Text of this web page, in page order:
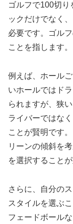
ゴルフで100切
ックだけでなく
必要です。ゴル
ことを指します。
例えば、ホール
いホールではド
られますが、狭
ライバーではな
ことが賢明です
リーンの傾斜を
を選択することが
さらに、自分の
スタイルを選ぶ
フェードボール